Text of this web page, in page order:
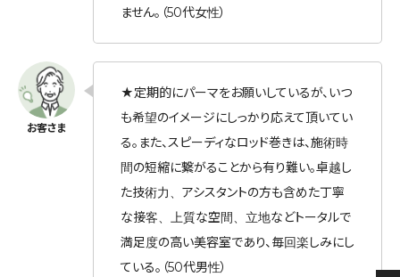
ません。（50代女性）
★定期的にパーマをお願いしているが、いつ
も希望のイメージにしっかり応えて頂いてい
る。また、スピーディなロッド巻きは、施術時
間の短縮に繋がることから有り難い。卓越し
た技術力、アシスタントの方も含めた丁寧
な接客、上質な空間、立地などトータルで
満足度の高い美容室であり、毎回楽しみにし
ている。（50代男性）